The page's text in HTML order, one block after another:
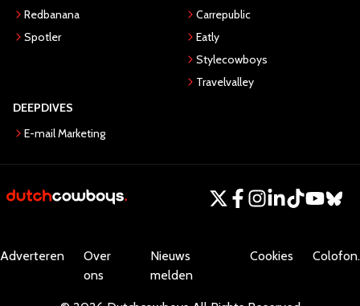
Redbanana
Spotler
Carrepublic
Eatly
Stylecowboys
Travelvalley
DEEPDIVES
E-mail Marketing
Adverteren
Over
ons
Nieuws
melden
Cookies Colofon.